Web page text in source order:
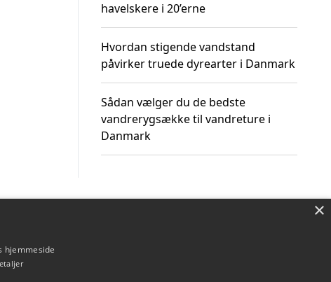
havelskere i 20’erne
Hvordan stigende vandstand
påvirker truede dyrearter i Danmark
Sådan vælger du de bedste
vandrerygsække til vandreture i
Danmark
×
hjemmeside